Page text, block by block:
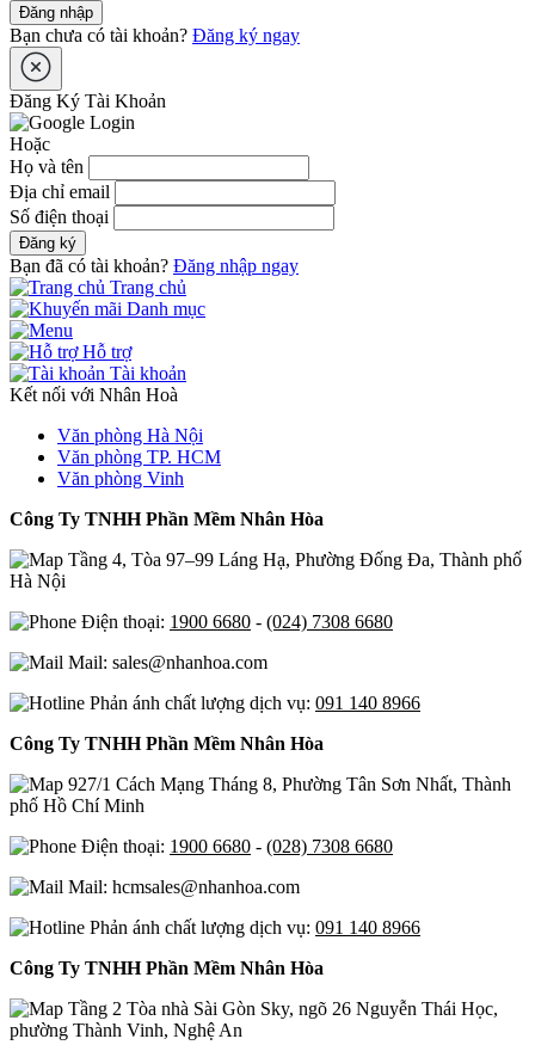
Đăng nhập
Bạn chưa có tài khoản? Đăng ký ngay
Đăng Ký Tài Khoản
Hoặc
Họ và tên
Địa chỉ email
Số điện thoại
Đăng ký
Bạn đã có tài khoản? Đăng nhập ngay
Trang chủ
Danh mục
Hỗ trợ
Tài khoản
Kết nối với Nhân Hoà
Văn phòng Hà Nội
Văn phòng TP. HCM
Văn phòng Vinh
Công Ty TNHH Phần Mềm Nhân Hòa
Tầng 4, Tòa 97–99 Láng Hạ, Phường Đống Đa, Thành phố
Hà Nội
Điện thoại: 1900 6680 - (024) 7308 6680
Mail: sales@nhanhoa.com
Phản ánh chất lượng dịch vụ: 091 140 8966
Công Ty TNHH Phần Mềm Nhân Hòa
927/1 Cách Mạng Tháng 8, Phường Tân Sơn Nhất, Thành
phố Hồ Chí Minh
Điện thoại: 1900 6680 - (028) 7308 6680
Mail: hcmsales@nhanhoa.com
Phản ánh chất lượng dịch vụ: 091 140 8966
Công Ty TNHH Phần Mềm Nhân Hòa
Tầng 2 Tòa nhà Sài Gòn Sky, ngõ 26 Nguyễn Thái Học,
phường Thành Vinh, Nghệ An